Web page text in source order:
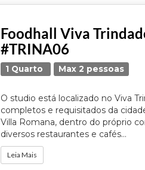
Foodhall Viva
#TRINA06
1 Quarto Max 2 pessoas
O studio está localizado no Viva
completos e requisitados da
Villa Romana, dentro do próprio
diversos restaurantes e cafés...
Leia Mais